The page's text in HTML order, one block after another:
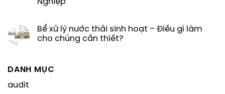
Nghiệp
Bể xử lý nước thải sinh hoạt – Điều gì làm
cho chúng cần thiết?
DANH MỤC
audit